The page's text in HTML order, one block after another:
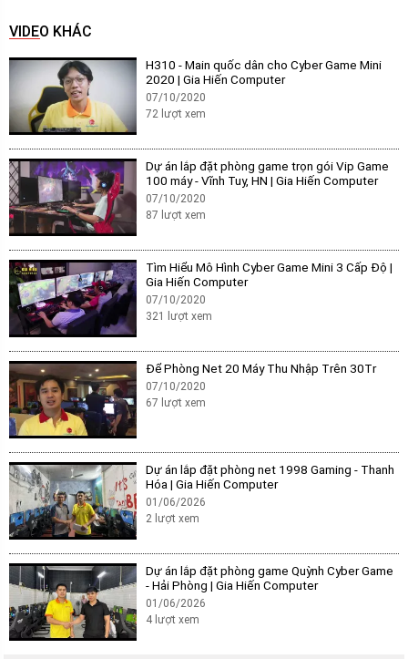
VIDEO KHÁC
H310 - Main quốc dân cho Cyber Game Mini
2020 | Gia Hiến Computer
07/10/2020
72 lượt xem
Dự án lắp đặt phòng game trọn gói Vip Game
100 máy - Vĩnh Tuy, HN | Gia Hiến Computer
07/10/2020
87 lượt xem
Tìm Hiểu Mô Hình Cyber Game Mini 3 Cấp Độ |
Gia Hiến Computer
07/10/2020
321
lượt xem
Để Phòng Net 20 Máy Thu Nhập Trên 30Tr
07/10/2020
67 lượt xem
Dự án lắp đặt phòng net 1998 Gaming - Thanh
Hóa | Gia Hiến Computer
01/06/2026
2 lượt xem
Dự án lắp đặt phòng game Quỳnh Cyber Game
- Hải Phòng | Gia Hiến Computer
01/06/2026
4 lượt xem